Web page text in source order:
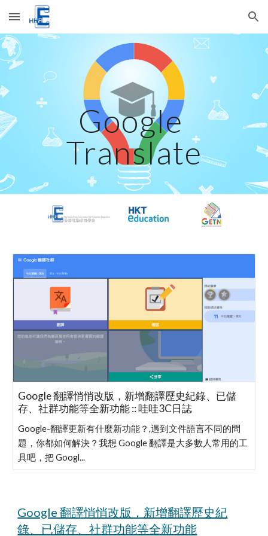
Skip to main content Skip to navigation
Google
Translate
Google 翻譯悄悄改版，新增翻譯歷史紀錄、已儲
存、社群功能等全新功能 :: 哇哇3C日誌
Google-翻譯更新有什麼新功能？,遇到文件語言不同的問
題，你都如何解決？我想 Google 翻譯是大多數人常用的工
具吧，把 Googl...
Google 翻譯悄悄改版，新增翻譯歷史紀
錄、已儲存、社群功能等全新功能